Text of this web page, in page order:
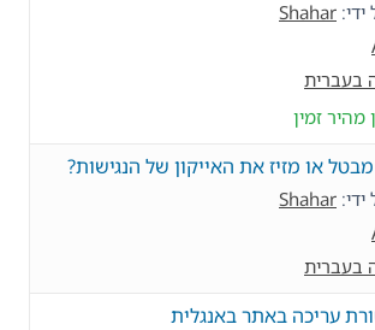
Shahar
בעברית
מהיר זמין
או מזיז את האייקון של הנגישות?
Shahar
בעברית
עריכה באתר באנגלית